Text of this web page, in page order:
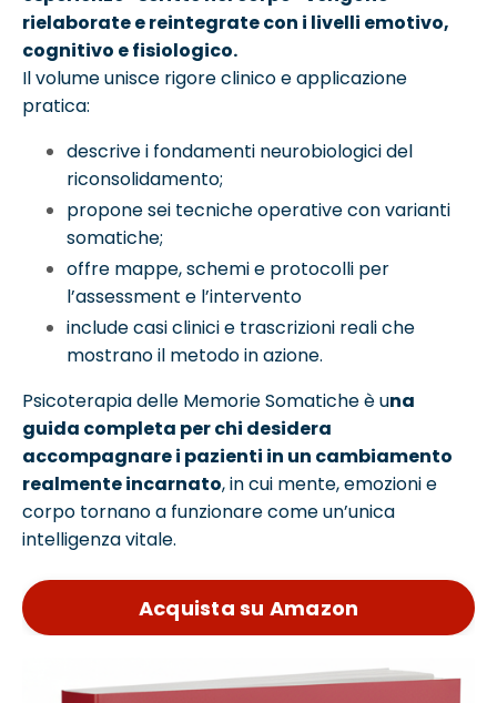
rielaborate e reintegrate con i livelli emotivo,
cognitivo e fisiologico.
Il volume unisce rigore clinico e applicazione
pratica:
descrive i fondamenti neurobiologici del
riconsolidamento;
propone sei tecniche operative con varianti
somatiche;
offre mappe, schemi e protocolli per
l’assessment e l’intervento
include casi clinici e trascrizioni reali che
mostrano il metodo in azione.
Psicoterapia delle Memorie Somatiche è una
guida completa per chi desidera
accompagnare i pazienti in un cambiamento
realmente incarnato, in cui mente, emozioni e
corpo tornano a funzionare come un’unica
intelligenza vitale.
Acquista su Amazon